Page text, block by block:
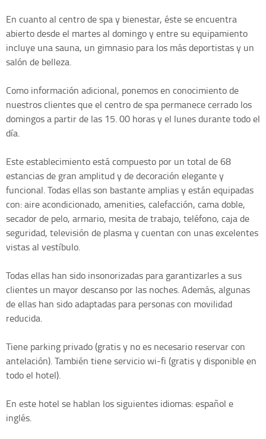
En cuanto al centro de spa y bienestar, éste se encuentra
abierto desde el martes al domingo y entre su equipamiento
incluye una sauna, un gimnasio para los más deportistas y un
salón de belleza.
Como información adicional, ponemos en conocimiento de
nuestros clientes que el centro de spa permanece cerrado los
domingos a partir de las 15. 00 horas y el lunes durante todo el
día.
Este establecimiento está compuesto por un total de 68
estancias de gran amplitud y de decoración elegante y
funcional. Todas ellas son bastante amplias y están equipadas
con: aire acondicionado, amenities, calefacción, cama doble,
secador de pelo, armario, mesita de trabajo, teléfono, caja de
seguridad, televisión de plasma y cuentan con unas excelentes
vistas al vestíbulo.
Todas ellas han sido insonorizadas para garantizarles a sus
clientes un mayor descanso por las noches. Además, algunas
de ellas han sido adaptadas para personas con movilidad
reducida.
Tiene parking privado (gratis y no es necesario reservar con
antelación). También tiene servicio wi-fi (gratis y disponible en
todo el hotel).
En este hotel se hablan los siguientes idiomas: español e
inglés.